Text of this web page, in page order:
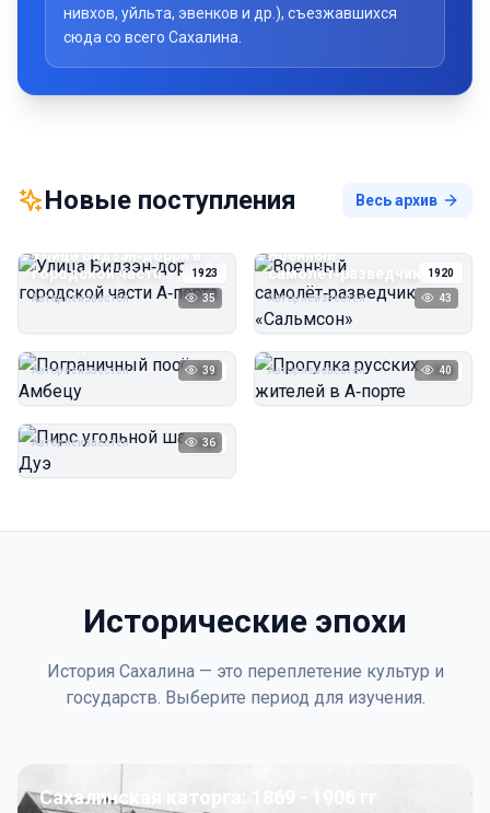
нивхов, уйльта, эвенков и др.), съезжавшихся
сюда со всего Сахалина.
Новые поступления Весь архив
1923
Улица Бидзэн‑дорри в
городской части
А‑порта
Автор неизвестен 35
1920
Военный
самолёт‑разведчик
«Сальмсон»
Автор неизвестен 43
1923
Автор неизвестен 39 1923
Прогулка русских
Автор неизвестен 40
1923
Пирс угольной шахты
Автор неизвестен 36
Исторические эпохи
История Сахалина — это переплетение культур и
государств. Выберите период для изучения.
Сахалинская каторга: 1869 - 1906 гг